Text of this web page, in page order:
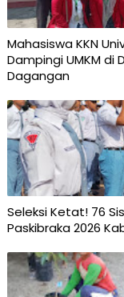
Mahasiswa KKN
Dampingi UMKM di
Dagangan
Seleksi Ketat! 76
Paskibraka 2026